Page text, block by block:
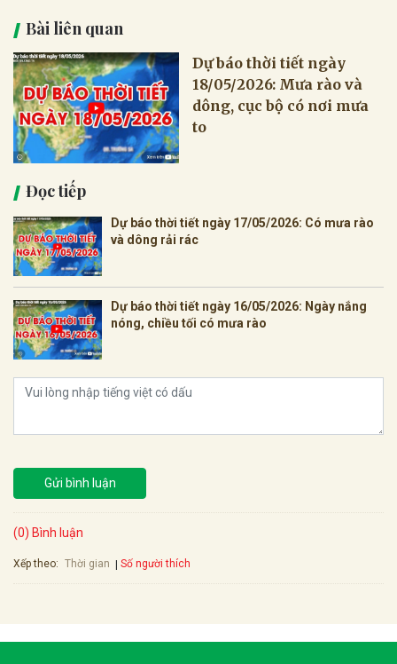
Bài liên quan
Dự báo thời tiết ngày
18/05/2026: Mưa rào và
dông, cục bộ có nơi mưa
to
Đọc tiếp
Dự báo thời tiết ngày 17/05/2026: Có mưa rào
và dông rải rác
Dự báo thời tiết ngày 16/05/2026: Ngày nắng
nóng, chiều tối có mưa rào
Gửi bình luận
(0) Bình luận
Xếp theo: Thời gian Số người thích